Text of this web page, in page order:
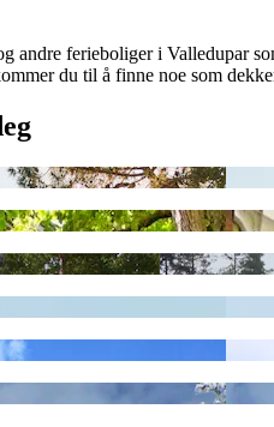
andre ferieboliger i Valledupar
du til å finne noe som